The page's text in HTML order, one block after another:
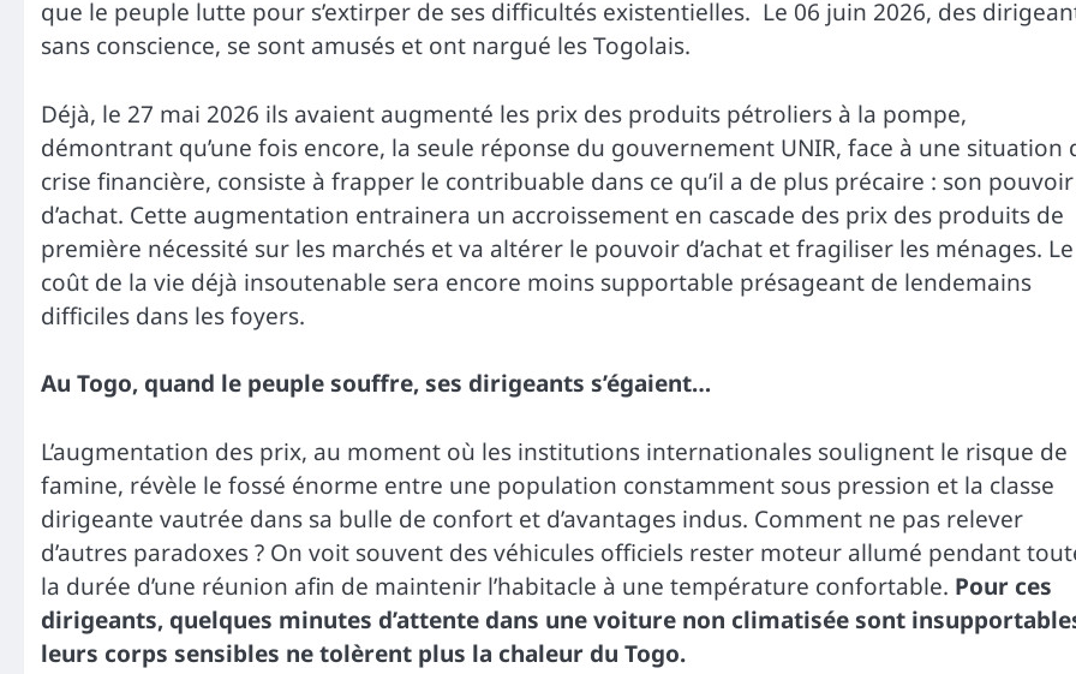
que le peuple lutte pour s’extirper de ses difficultés existentielles. Le 06 juin 2026, des
sans conscience, se sont amusés et ont nargué les Togolais.
Déjà, le 27 mai 2026 ils avaient augmenté les prix des produits pétroliers à la pompe,
démontrant qu’une fois encore, la seule réponse du gouvernement UNIR, face à une situation
crise financière, consiste à frapper le contribuable dans ce qu’il a de plus précaire : son pouvoir
d’achat. Cette augmentation entrainera un accroissement en cascade des prix des produits de
première nécessité sur les marchés et va altérer le pouvoir d’achat et fragiliser les ménages. Le
coût de la vie déjà insoutenable sera encore moins supportable présageant de lendemains
difficiles dans les foyers.
Au Togo, quand le peuple souffre, ses dirigeants s’égaient…
L’augmentation des prix, au moment où les institutions internationales soulignent le risque de
famine, révèle le fossé énorme entre une population constamment sous pression et la classe
dirigeante vautrée dans sa bulle de confort et d’avantages indus. Comment ne pas relever
d’autres paradoxes ? On voit souvent des véhicules officiels rester moteur allumé pendant
la durée d’une réunion afin de maintenir l’habitacle à une température confortable. Pour ces
dirigeants, quelques minutes d’attente dans une voiture non climatisée sont
leurs corps sensibles ne tolèrent plus la chaleur du Togo.